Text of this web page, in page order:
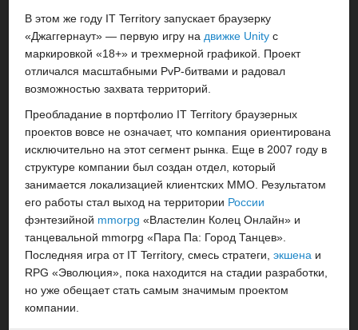
В этом же году IT Territory запускает браузерку
«Джаггернаут» — первую игру на движке Unity с
маркировкой «18+» и трехмерной графикой. Проект
отличался масштабными PvP-битвами и радовал
возможностью захвата территорий.
Преобладание в портфолио IT Territory браузерных
проектов вовсе не означает, что компания ориентирована
исключительно на этот сегмент рынка. Еще в 2007 году в
структуре компании был создан отдел, который
занимается локализацией клиентских MMO. Результатом
его работы стал выход на территории России
фэнтезийной mmorpg «Властелин Колец Онлайн» и
танцевальной mmorpg «Пара Па: Город Танцев».
Последняя игра от IT Territory, смесь стратеги,экшена и
RPG «Эволюция», пока находится на стадии разработки,
но уже обещает стать самым значимым проектом
компании.